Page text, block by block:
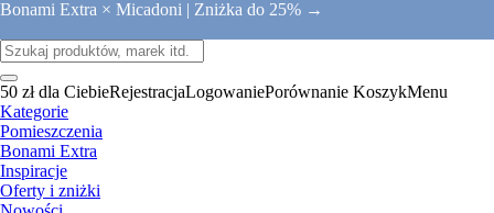
Bonami Extra × Micadoni | Zniżka do 25% →
50 zł dla CiebieRejestracjaLogowaniePorównanie KoszykMenu
Kategorie
Pomieszczenia
Bonami Extra
Inspiracje
Oferty i zniżki